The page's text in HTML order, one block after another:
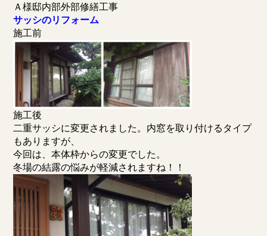
Ａ様邸内部外部修繕工事
サッシのリフォーム
施工前
施工後
二重サッシに変更されました。内窓を取り付けるタイプ
もありますが、
今回は、本体枠からの変更でした。
冬場の結露の悩みが軽減されますね！！